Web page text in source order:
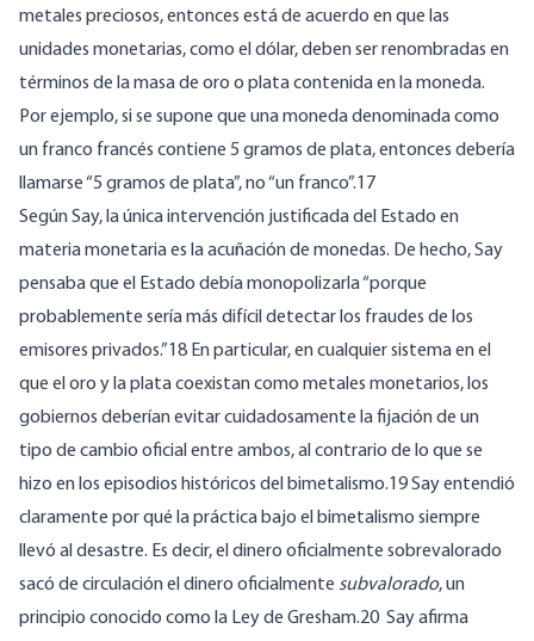
metales preciosos, entonces está de acuerdo en que las
unidades monetarias, como el dólar, deben ser renombradas en
términos de la masa de oro o plata contenida en la moneda.
Por ejemplo, si se supone que una moneda denominada como
un franco francés contiene 5 gramos de plata, entonces debería
llamarse “5 gramos de plata”, no “un franco”.17
Según Say, la única intervención justificada del Estado en
materia monetaria es la acuñación de monedas. De hecho, Say
pensaba que el Estado debía monopolizarla “porque
probablemente sería más difícil detectar los fraudes de los
emisores privados.”18 En particular, en cualquier sistema en el
que el oro y la plata coexistan como metales monetarios, los
gobiernos deberían evitar cuidadosamente la fijación de un
tipo de cambio oficial entre ambos, al contrario de lo que se
hizo en los episodios históricos del bimetalismo.19 Say entendió
claramente por qué la práctica bajo el bimetalismo siempre
llevó al desastre. Es decir, el dinero oficialmente sobrevalorado
sacó de circulación el dinero oficialmente subvalorado, un
principio conocido como la Ley de Gresham.20 Say afirma